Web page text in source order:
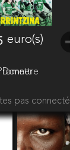
euro(s)
Donner
pas connecté